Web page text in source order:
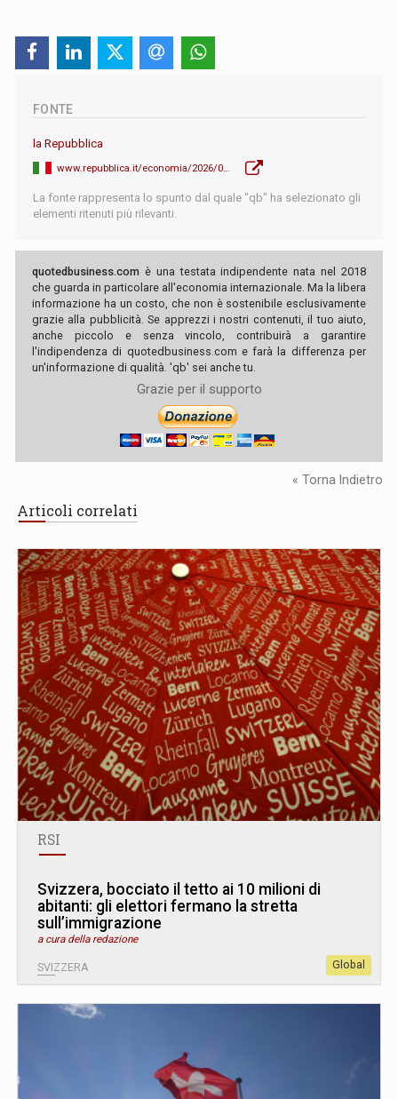
FONTE
la Repubblica
www.repubblica.it/economia/2026/06/07/news/svizzera_commercio_materie_prime_entrate_record_chiusura_hormuz-425394886/
La fonte rappresenta lo spunto dal quale "qb" ha selezionato gli
elementi ritenuti più rilevanti.
quotedbusiness.com è una testata indipendente nata nel 2018
che guarda in particolare all'economia internazionale. Ma la libera
informazione ha un costo, che non è sostenibile esclusivamente
grazie alla pubblicità. Se apprezzi i nostri contenuti, il tuo aiuto,
anche piccolo e senza vincolo, contribuirà a garantire
l'indipendenza di quotedbusiness.com e farà la differenza per
un'informazione di qualità. 'qb' sei anche tu.
Grazie per il supporto
« Torna Indietro
Articoli correlati
RSI
Svizzera, bocciato il tetto ai 10 milioni di
abitanti: gli elettori fermano la stretta
sull’immigrazione
a cura della redazione
SVIZZERA Global